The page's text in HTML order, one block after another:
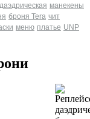
даэдрическая манекены
броня Tera чит
меню платье UNP